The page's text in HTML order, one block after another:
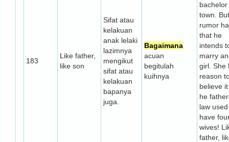
183
Like father,
like son
Sifat atau
kelakuan
anak lelaki
lazimnya
mengikut
sifat atau
kelakuan
bapanya
juga.
Bagaimana
acuan
begitulah
kuihnya
bachelor
town.
rumor
that he
intends
marry
girl. She
reason
believe
he
law
have
wives!
father,